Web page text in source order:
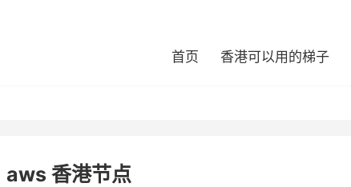
首页 香港可以用的梯子
aws 香港节点